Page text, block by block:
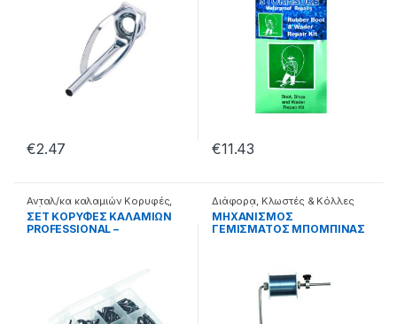
€2.47 €11.43
Ανταλ/κα καλαμιών Κορυφές
Διάφορα
ΣΕΤ ΚΟΡΥΦΕΣ ΚΑΛΑΜΙΩΝ
PROFESSIONAL –
Διάφορα Κλωστές & Κόλλες
Επισκευής
ΜΗΧΑΝΙΣΜΟΣ
ΓΕΜΙΣΜΑΤΟΣ ΜΠΟΜΠΙΝΑΣ